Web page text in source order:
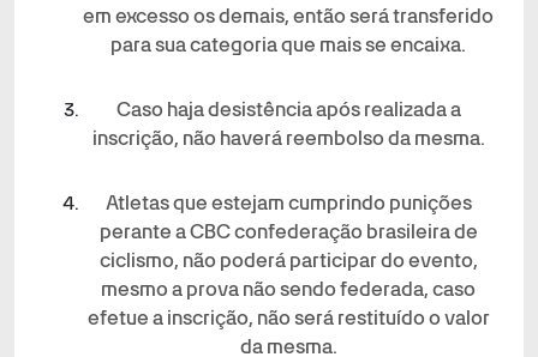
em excesso os demais, então será transferido
para sua categoria que mais se encaixa.
Caso haja desistência após realizada a
inscrição, não haverá reembolso da mesma.
Atletas que estejam cumprindo punições
perante a CBC confederação brasileira de
ciclismo, não poderá participar do evento,
mesmo a prova não sendo federada, caso
efetue a inscrição, não será restituído o valor
da mesma.